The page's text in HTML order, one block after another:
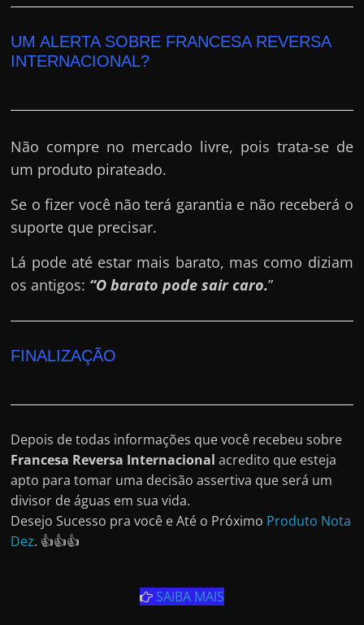
UM ALERTA SOBRE FRANCESA REVERSA
INTERNACIONAL?
Não compre no mercado livre, pois trata-se de
um produto pirateado.
Se o fizer você não terá garantia e não receberá o
suporte que precisar.
Lá pode até estar mais barato, mas como diziam
os antigos: “O barato pode sair caro.”
FINALIZAÇÃO
Depois de todas informações que você recebeu sobre
Francesa Reversa Internacional acredito que esteja
apto para tomar uma decisão assertiva que será um
divisor de águas em sua vida.
Desejo Sucesso pra você e Até o Próximo Produto Nota
Dez. 👍👍👍
SAIBA MAIS